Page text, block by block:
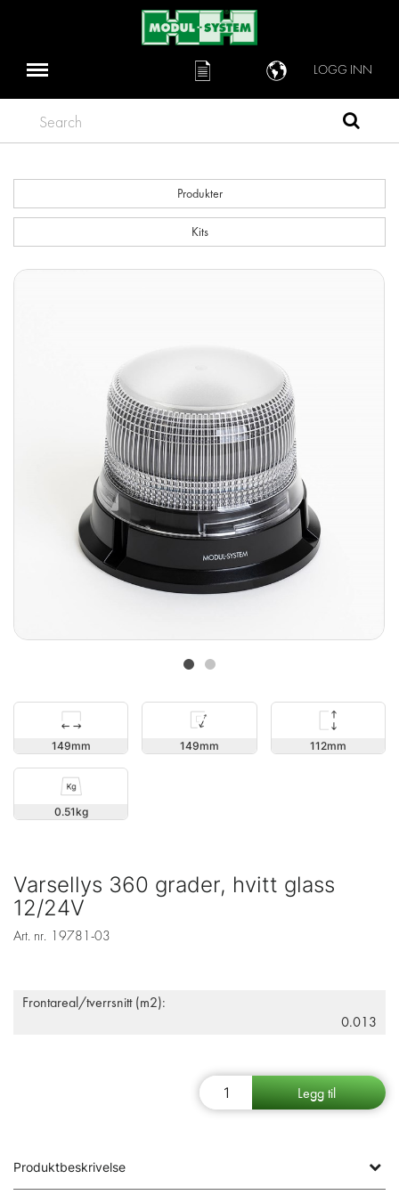
LOGG INN
Search
Produkter
Kits
149 149 112
0.51
Varsellys 360 grader, hvitt glass
12/24V
Art. nr. 19781-03
Frontareal/tverrsnitt (m2):
0.013
Produktbeskrivelse